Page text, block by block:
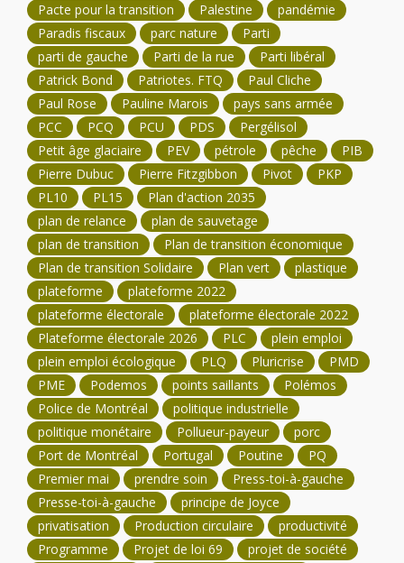
Pacte pour la transition
Palestine
pandémie
Paradis fiscaux
parc nature
Parti
parti de gauche
Parti de la rue
Parti libéral
Patrick Bond
Patriotes. FTQ
Paul Cliche
Paul Rose
Pauline Marois
pays sans armée
PCC
PCQ PCU PDS
Pergélisol
Petit âge glaciaire
PEV pétrole pêche
PIB
Pierre Dubuc
Pierre Fitzgibbon Pivot
PKP
PL10
PL15
Plan d'action 2035
plan de relance
plan de sauvetage
plan de transition
Plan de transition économique
Plan de transition Solidaire
Plan vert
plastique
plateforme
plateforme 2022
plateforme électorale
plateforme électorale 2022
Plateforme électorale 2026
PLC
plein emploi
plein emploi écologique
PLQ Pluricrise
PMD
PME
Podemos points saillants
Polémos
Police de Montréal
politique industrielle
politique monétaire
Pollueur-payeur
porc
Port de Montréal
Portugal Poutine
PQ
Premier mai
prendre soin
Press-toi-à-gauche
Presse-toi-à-gauche
principe de Joyce
privatisation
Production circulaire
productivité
Programme
Projet de loi 69
projet de société